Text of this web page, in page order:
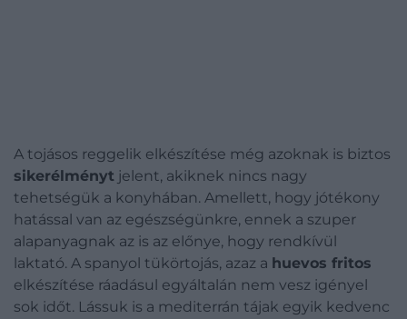
A tojásos reggelik elkészítése még azoknak is biztos
sikerélményt jelent, akiknek nincs nagy
tehetségük a konyhában. Amellett, hogy jótékony
hatással van az egészségünkre, ennek a szuper
alapanyagnak az is az előnye, hogy rendkívül
laktató. A spanyol tükörtojás, azaz a huevos fritos
elkészítése ráadásul egyáltalán nem vesz igényel
sok időt. Lássuk is a mediterrán tájak egyik kedvenc